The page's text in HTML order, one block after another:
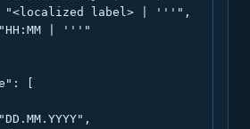
label> | '''",
| '''"
[